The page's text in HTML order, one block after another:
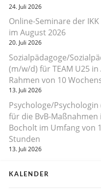
24. Juli 2026
Online-Seminare der IKK
im August 2026
20. Juli 2026
Sozialpädagoge/
(m/w/d) für TEAM U25 in
Rahmen von 10
13. Juli 2026
Psychologe/
für die BvB-Maßnahmen
Bocholt im Umfang von
Stunden
13. Juli 2026
KALENDER